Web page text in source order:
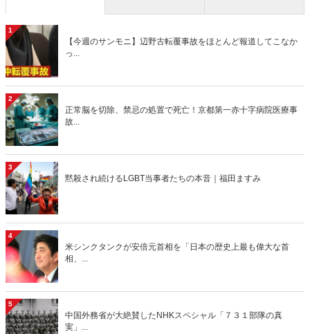
1
【今週のサンモニ】辺野古転覆事故をほとんど報道してこなか
っ...
2
正常脳を切除、禁忌の処置で死亡！京都第一赤十字病院医療事
故...
3
黙殺され続けるLGBT当事者たちの本音｜福田ますみ
4
米シンクタンクが安倍元首相を「日本の歴史上最も偉大な首
相、...
5
中国外務省が大絶賛したNHKスペシャル「７３１部隊の真
実」...